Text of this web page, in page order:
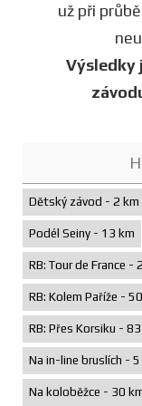
už při
Výsledky
Dětský závod - 2 km
Podél Seiny - 13 km
RB: Tour de France -
RB: Kolem Paříže -
RB: Přes Korsiku -
Na in-line bruslích - 5
Na koloběžce - 30